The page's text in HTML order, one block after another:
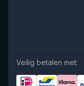
Veilig betalen met: